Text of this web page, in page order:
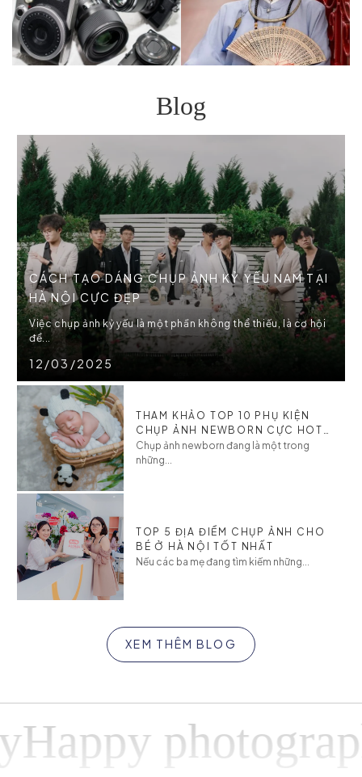
Blog
CÁCH TẠO DÁNG CHỤP ẢNH KỶ YẾU NAM TẠI
HÀ NỘI CỰC ĐẸP
12/03/2025
Việc chụp ảnh kỷ yếu là một phần không thể thiếu, là cơ hội
để...
THAM KHẢO TOP 10 PHỤ KIỆN
CHỤP ẢNH NEWBORN CỰC HOT
CHO BÉ
Chụp ảnh newborn đang là một trong
những...
TOP 5 ĐỊA ĐIỂM CHỤP ẢNH CHO
BÉ Ở HÀ NỘI TỐT NHẤT
Nếu các ba mẹ đang tìm kiếm những...
XEM THÊM BLOG